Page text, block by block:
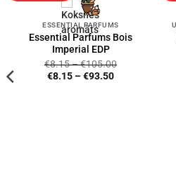
ESSENTIAL PARFUMS
Essential Parfums Bois
Imperial EDP
€8.15–€105.00
€8.15 –€93.50